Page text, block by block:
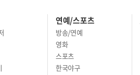
연예/스포츠
방송/연예
영화